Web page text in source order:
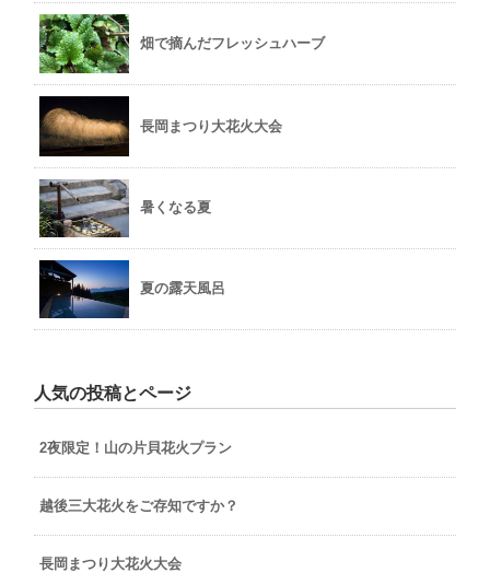
畑で摘んだフレッシュハーブ
長岡まつり大花火大会
暑くなる夏
夏の露天風呂
人気の投稿とページ
2夜限定！山の片貝花火プラン
越後三大花火をご存知ですか？
長岡まつり大花火大会